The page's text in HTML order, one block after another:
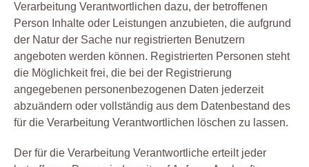
Verarbeitung Verantwortlichen dazu, der betroffenen
Person Inhalte oder Leistungen anzubieten, die aufgrund
der Natur der Sache nur registrierten Benutzern
angeboten werden können. Registrierten Personen steht
die Möglichkeit frei, die bei der Registrierung
angegebenen personenbezogenen Daten jederzeit
abzuändern oder vollständig aus dem Datenbestand des
für die Verarbeitung Verantwortlichen löschen zu lassen.
Der für die Verarbeitung Verantwortliche erteilt jeder